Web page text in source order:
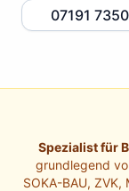
07191
Spezialist für
grundlegend
SOKA-BAU,
Lohnabrechnung